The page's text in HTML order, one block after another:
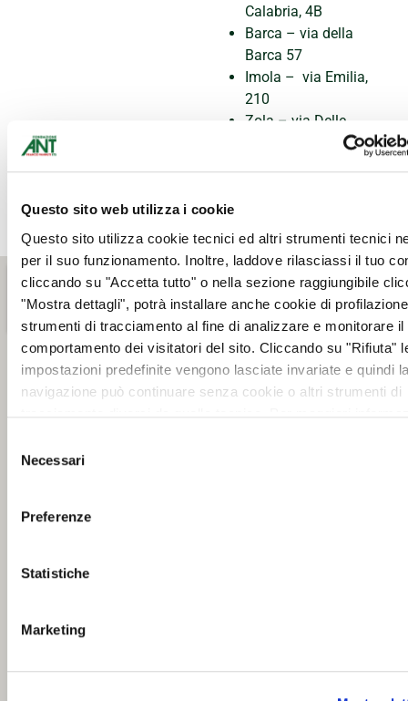
Questo sito web utilizza i cookie
Questo sito utilizza cookie tecnici ed altri strumenti tecnici
per il suo funzionamento. Inoltre, laddove rilasciassi il tuo
cliccando su "Accetta tutto" o nella sezione raggiungibile
"Mostra dettagli", potrà installare anche cookie di
strumenti di tracciamento al fine di analizzare e monitorare il
comportamento dei visitatori del sito. Cliccando su "Rifiuta"
impostazioni predefinite vengono lasciate invariate e quindi
navigazione può continuare senza cookie o altri strumenti di
delNecessari
Preferenze
Statistiche
Marketing
Calabria, 4B
Barca – via della
Barca 57
Imola – via Emilia,
210
Zola – via Delle